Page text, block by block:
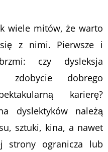
wiele mitów, że warto
z nimi. Pierwsze i
czy dysleksja
zdobycie dobrego
karierę?
dyslektyków należą
sztuki, kina, a nawet
strony ogranicza lub